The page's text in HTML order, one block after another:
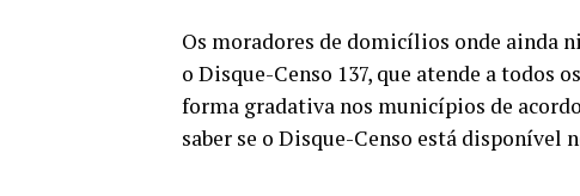
Os moradores de domicílios onde ainda
o Disque-Censo 137, que atende a todos
forma gradativa nos municípios de
saber se o Disque-Censo está disponível